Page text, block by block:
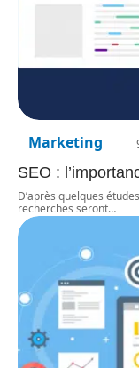
Marketing
SEO :
D’après quelques
recherches seront…